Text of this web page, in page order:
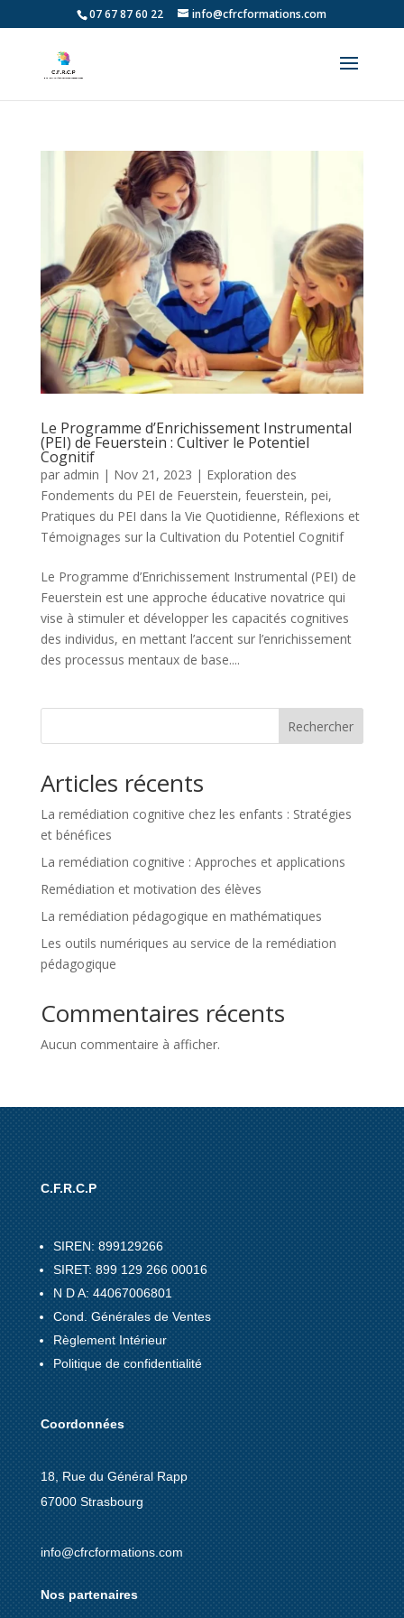
07 67 87 60 22 info@cfrcformations.com
Le Programme d’Enrichissement Instrumental
(PEI) de Feuerstein : Cultiver le Potentiel
Cognitif
par admin | Nov 21, 2023 | Exploration des
Fondements du PEI de Feuerstein, feuerstein, pei,
Pratiques du PEI dans la Vie Quotidienne, Réflexions et
Témoignages sur la Cultivation du Potentiel Cognitif
Le Programme d’Enrichissement Instrumental (PEI) de
Feuerstein est une approche éducative novatrice qui
vise à stimuler et développer les capacités cognitives
des individus, en mettant l’accent sur l’enrichissement
des processus mentaux de base....
Rechercher
Articles récents
La remédiation cognitive chez les enfants : Stratégies
et bénéfices
La remédiation cognitive : Approches et applications
Remédiation et motivation des élèves
La remédiation pédagogique en mathématiques
Les outils numériques au service de la remédiation
pédagogique
Commentaires récents
Aucun commentaire à afficher.
C.F.R.C.P
SIREN: 899129266
SIRET: 899 129 266 00016
N D A: 44067006801
Cond. Générales de Ventes
Règlement Intérieur
Politique de confidentialité
Coordonnées
18, Rue du Général Rapp
67000 Strasbourg
info@cfrcformations.com
Nos partenaires